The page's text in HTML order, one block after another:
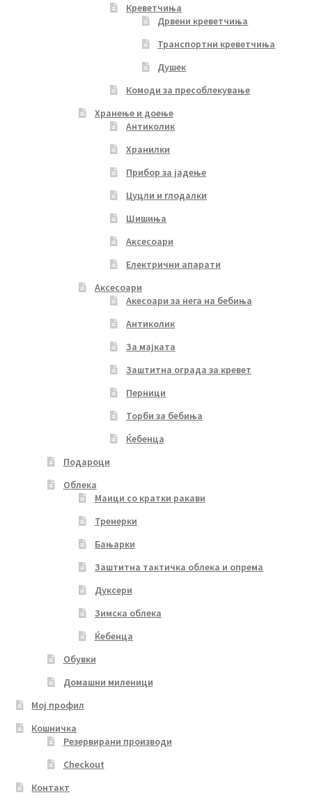
Креветчиња
Дрвени креветчиња
Транспортни креветчиња
Душек
Комоди за пресоблекување
Хранење и доење
Антиколик
Хранилки
Прибор за јадење
Цуцли и глодалки
Шишиња
Аксесоари
Електрични апарати
Аксесоари
Акесоари за нега на бебиња
Антиколик
За мајката
Заштитна ограда за кревет
Перници
Торби за бебиња
Ќебенца
Подароци
Облека
Маици со кратки ракави
Тренерки
Бањарки
Заштитна тактичка облека и опрема
Дуксери
Зимска облека
Ќебенца
Обувки
Домашни миленици
Мој профил
Кошничка
Резервирани производи
Checkout
Контакт